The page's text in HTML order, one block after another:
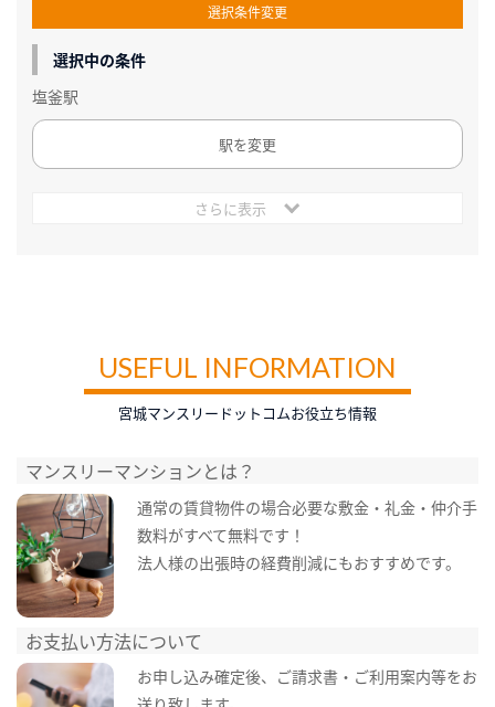
選択条件変更
選択中の条件
塩釜駅
駅を変更
さらに表示
USEFUL INFORMATION
宮城マンスリードットコムお役立ち情報
マンスリーマンションとは？
通常の賃貸物件の場合必要な敷金・礼金・仲介手
数料がすべて無料です！
法人様の出張時の経費削減にもおすすめです。
お支払い方法について
お申し込み確定後、ご請求書・ご利用案内等をお